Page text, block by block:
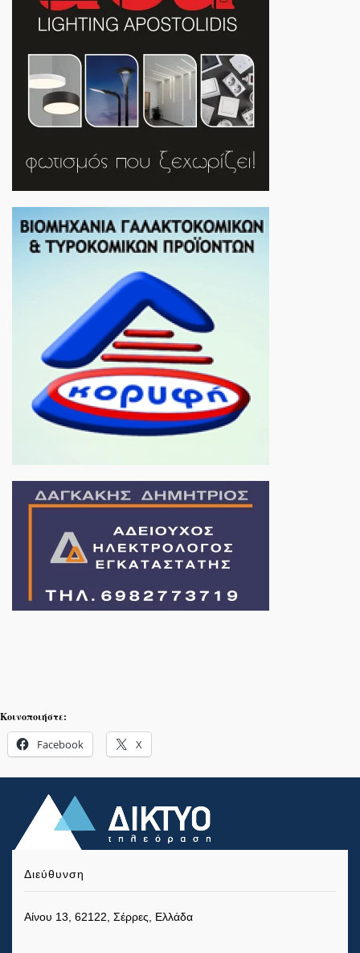
Κοινοποιήστε:
Facebook X
Διεύθυνση
Αίνου 13, 62122, Σέρρες, Ελλάδα